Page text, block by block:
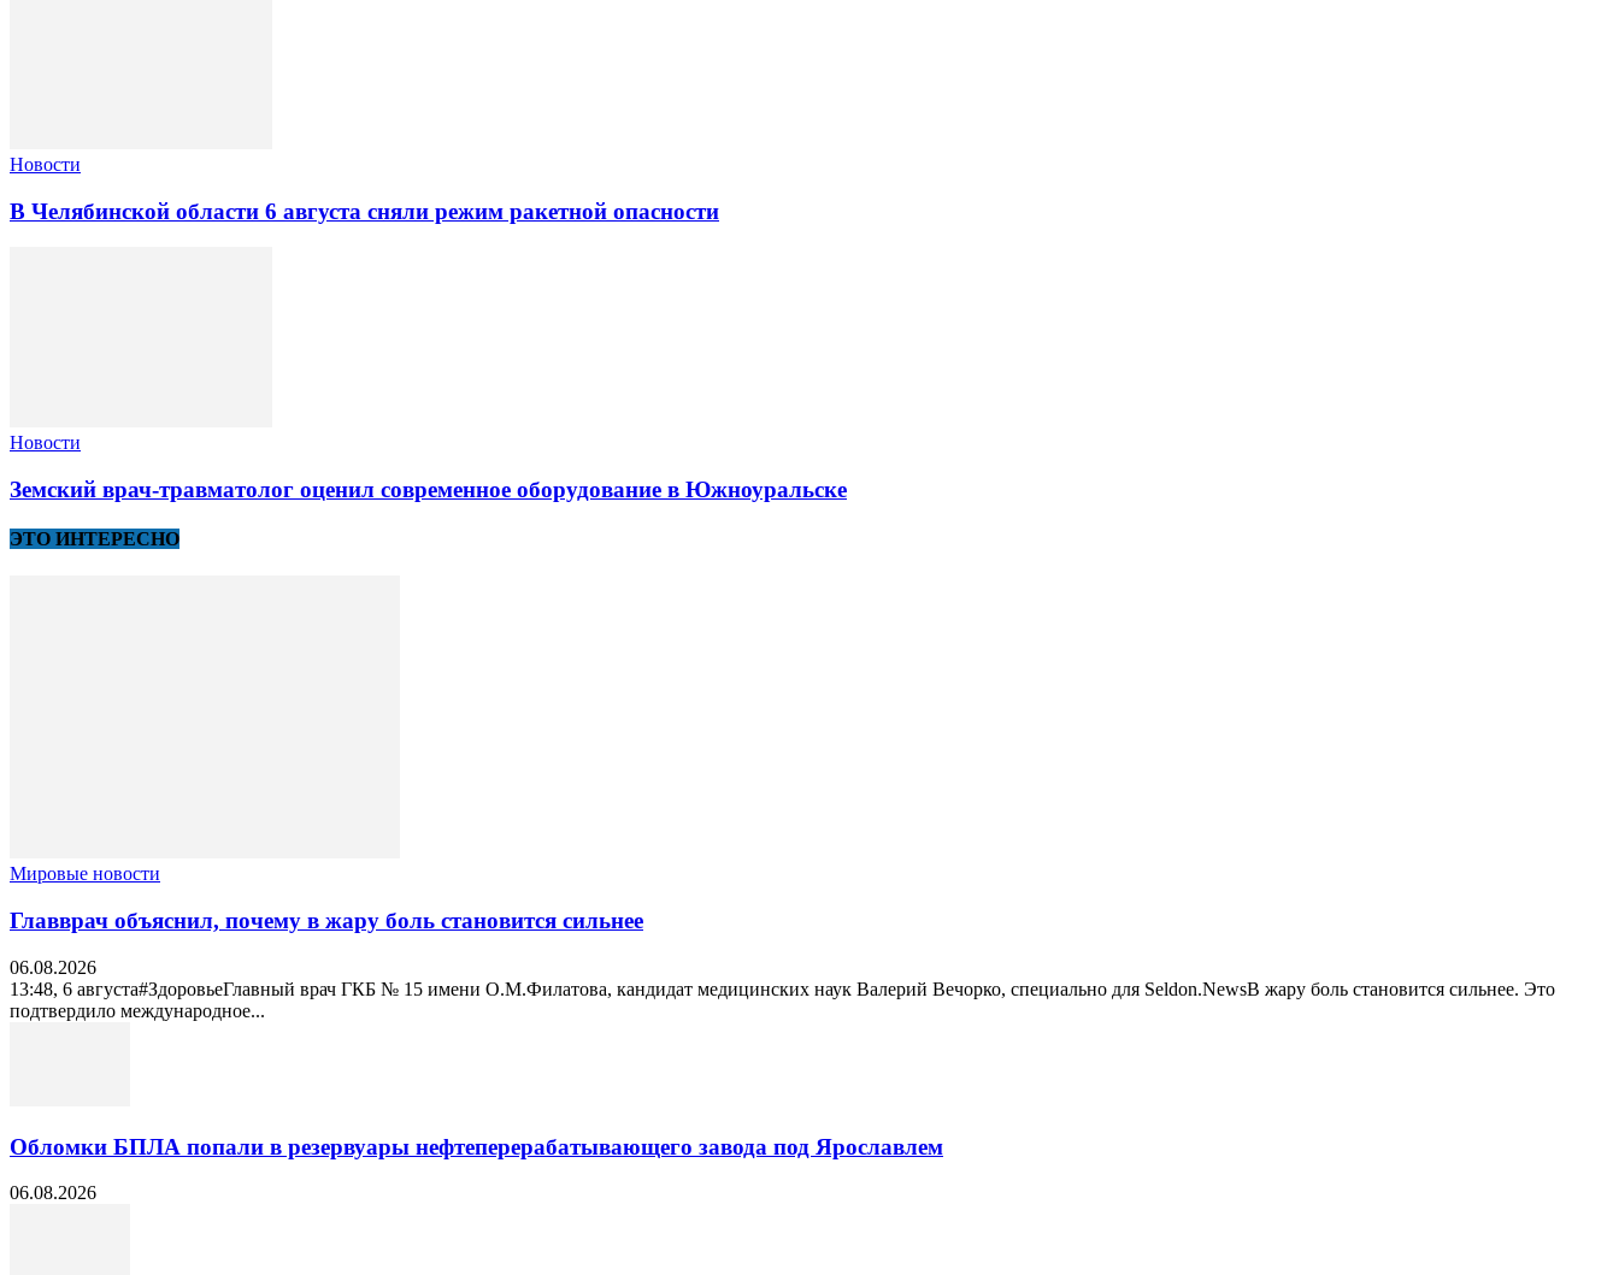
Новости
В Челябинской области 6 августа сняли режим ракетной опасности
Новости
Земский врач-травматолог оценил современное оборудование в Южноуральске
ЭТО ИНТЕРЕСНО
Мировые новости
Главврач объяснил, почему в жару боль становится сильнее
06.08.2026
13:48, 6 августа#ЗдоровьеГлавный врач ГКБ № 15 имени О.М.Филатова, кандидат медицинских наук Валерий Вечорко, специально для Seldon.NewsВ жару боль становится сильнее. Это
подтвердило международное...
Обломки БПЛА попали в резервуары нефтеперерабатывающего завода под Ярославлем
06.08.2026